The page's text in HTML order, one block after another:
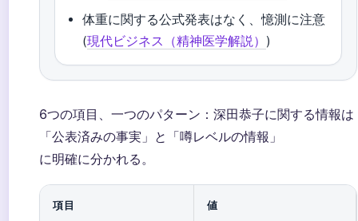
体重に関する公式発表はなく、憶測に注意
(現代ビジネス（精神医学解説） )
6つの項目、一つのパターン：深田恭子に関する情報は
「公表済みの事実」と「噂レベルの情報」
に明確に分かれる。
項目 値